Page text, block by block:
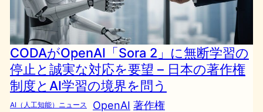
CODAがOpenAI「Sora 2」に無断学習の
停止と誠実な対応を要望 – 日本の著作権
制度とAI学習の境界を問う
AI（人工知能）ニュース OpenAI 著作権